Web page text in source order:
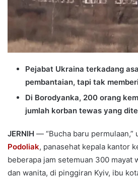
Pejabat Ukraina terkadang
pembantaian, tapi tak
Di Borodyanka, 200 orang
jumlah korban tewas yang
JERNIH — “Bucha baru permulaan,”
Podoliak, panasehat kepala kantor
beberapa jam setemuan 300 mayat
dan wanita, di pinggiran Kyiv, ibu